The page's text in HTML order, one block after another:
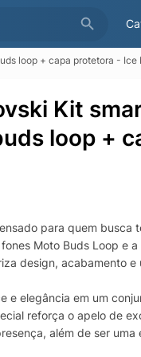
loop + capa protetora - Ice
Kit
loop +
para quem busca
Moto Buds Loop e
design, acabamento
elegância em um
reforça o apelo de
além de ser